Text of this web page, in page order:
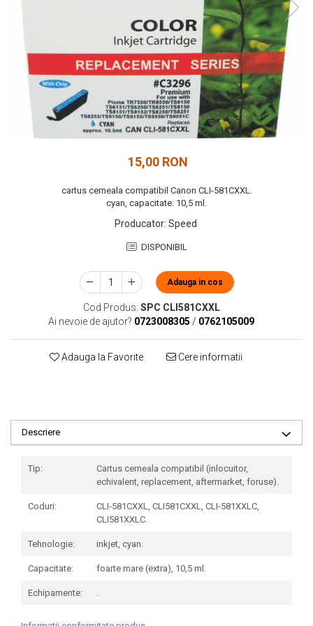
15,00 RON
cartus cerneala compatibil Canon CLI-581CXXL.
cyan, capacitate: 10,5 ml.
Producator: Speed
DISPONIBIL
Adauga in cos
Cod Produs: SPC CLI581CXXL
Ai nevoie de ajutor? 0723008305 / 0762105009
Adauga la Favorite Cere informatii
Descriere
Tip:
Cartus cerneala compatibil (inlocuitor,
echivalent, replacement, aftermarket, foruse).
Coduri:
CLI-581CXXL, CLI581CXXL, CLI-581XXLC,
CLI581XXLC.
Tehnologie: inkjet, cyan.
Capacitate: foarte mare (extra), 10,5 ml.
Echipamente: .